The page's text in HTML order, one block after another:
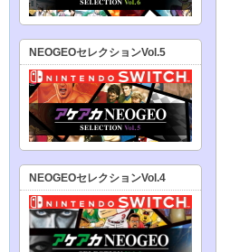
NEOGEOセレクションVol.5
NEOGEOセレクションVol.4